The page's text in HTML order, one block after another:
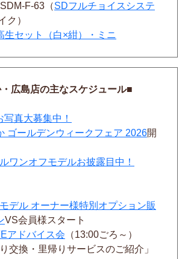
F-63（SDフルチョイスシステ
ク）
生セット（白×紺）・ミニ
広島店の主なスケジュール■
真大募集中！
ゴールデンウィークフェア 2026開
ワンオフモデルお披露目中！
デル オーナー様特別オプション販
VS会員様スタート
アドバイス会 （13:00ごろ～）
換・里帰りサービスのご紹介」